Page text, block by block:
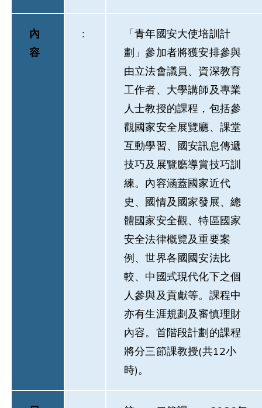
內
容
:
「青年國安大使培訓計
劃」參加者將獲安排參與
由立法會議員、資深教育
工作者、大學講師及專業
人士教授的課程，包括參
觀國家安全展覽廳、課堂
互動學習、國安訊息傳遞
技巧及展覽廳導賞技巧訓
練。內容涵蓋國家近代
史、國情及國家發展、總
體國家安全觀、特區國家
安全法律概覽及重要案
例、世界各國國安法比
較、中國式現代化下之個
人參與及貢獻等。課程中
亦有生涯規劃及審慎理財
內容。首階段計劃的課程
將分三節課教授(共12小
時)。